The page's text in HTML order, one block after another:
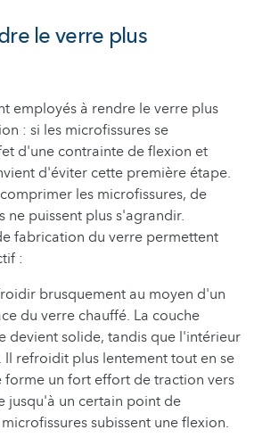
le verre plus
employés à rendre le verre plus
: si les microfissures se
d'une contrainte de flexion et
d'éviter cette première étape.
les microfissures, de
ne puissent plus s'agrandir.
fabrication du verre permettent
:
brusquement au moyen d'un
du verre chauffé. La couche
devient solide, tandis que l'intérieur
Il refroidit plus lentement tout en se
forme un fort effort de traction vers
jusqu'à un certain point de
subissent une flexion.